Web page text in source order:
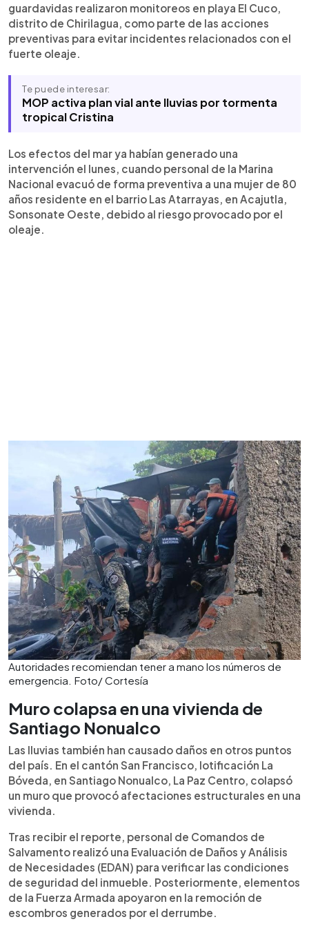
guardavidas realizaron monitoreos en playa El Cuco,
distrito de Chirilagua, como parte de las acciones
preventivas para evitar incidentes relacionados con el
fuerte oleaje.
Te puede interesar:
MOP activa plan vial ante lluvias por tormenta
tropical Cristina
Los efectos del mar ya habían generado una
intervención el lunes, cuando personal de la Marina
Nacional evacuó de forma preventiva a una mujer de 80
años residente en el barrio Las Atarrayas, en Acajutla,
Sonsonate Oeste, debido al riesgo provocado por el
oleaje.
Autoridades recomiendan tener a mano los números de
emergencia. Foto/ Cortesía
Muro colapsa en una vivienda de
Santiago Nonualco
Las lluvias también han causado daños en otros puntos
del país. En el cantón San Francisco, lotificación La
Bóveda, en Santiago Nonualco, La Paz Centro, colapsó
un muro que provocó afectaciones estructurales en una
vivienda.
Tras recibir el reporte, personal de Comandos de
Salvamento realizó una Evaluación de Daños y Análisis
de Necesidades (EDAN) para verificar las condiciones
de seguridad del inmueble. Posteriormente, elementos
de la Fuerza Armada apoyaron en la remoción de
escombros generados por el derrumbe.